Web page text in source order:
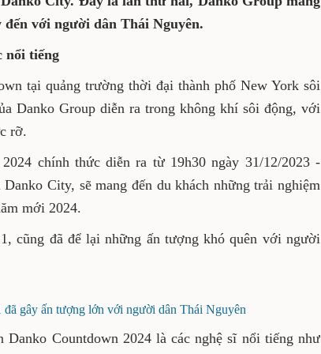
lần thứ hai, Danko Group mang sự kiện
với người dân Thái Nguyên.
nhạc nổi tiếng
tại quảng trường thời đại thành phố
đón năm mới của Danko Group diễn ra
âm thanh, ánh sáng và âm nhạc rực rỡ.
2024 chính thức diễn ra từ 19h30 ngày
tại khu đô thị Danko City, sẽ mang đến du
đáo và đáng nhớ trước thềm năm mới
xứ trà.